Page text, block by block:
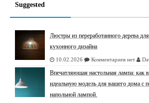
Suggested
Люстры из переработанного дерева
кухонного дизайна
10.02.2026 Комментариев нет
Впечатляющая настольная лампа: как
идеальную модель для вашего дома с
напольной лампой.